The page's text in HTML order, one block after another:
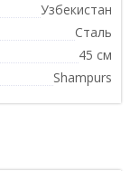
Узбекистан
Сталь
45 см
Shampurs